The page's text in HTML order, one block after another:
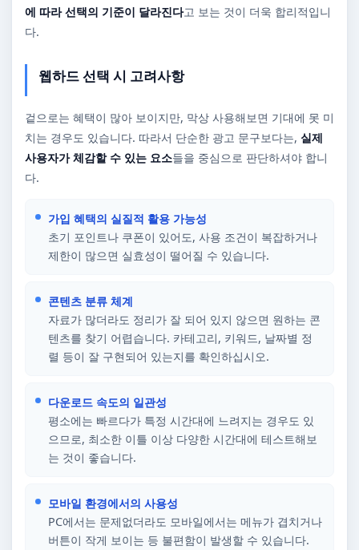
에 따라 선택의 기준이 달라진다고 보는 것이 더욱 합리적입니
다.
웹하드 선택 시 고려사항
겉으로는 혜택이 많아 보이지만, 막상 사용해보면 기대에 못 미
치는 경우도 있습니다. 따라서 단순한 광고 문구보다는, 실제
사용자가 체감할 수 있는 요소들을 중심으로 판단하셔야 합니
다.
가입 혜택의 실질적 활용 가능성
초기 포인트나 쿠폰이 있어도, 사용 조건이 복잡하거나
제한이 많으면 실효성이 떨어질 수 있습니다.
콘텐츠 분류 체계
자료가 많더라도 정리가 잘 되어 있지 않으면 원하는 콘
텐츠를 찾기 어렵습니다. 카테고리, 키워드, 날짜별 정
렬 등이 잘 구현되어 있는지를 확인하십시오.
다운로드 속도의 일관성
평소에는 빠르다가 특정 시간대에 느려지는 경우도 있
으므로, 최소한 이틀 이상 다양한 시간대에 테스트해보
는 것이 좋습니다.
모바일 환경에서의 사용성
PC에서는 문제없더라도 모바일에서는 메뉴가 겹치거나
버튼이 작게 보이는 등 불편함이 발생할 수 있습니다.